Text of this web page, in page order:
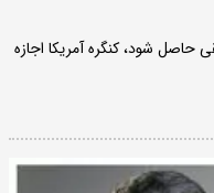
حاصل شود، کنگره آمریکا اجازه